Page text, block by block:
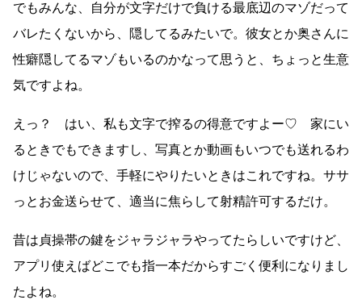
でもみんな、自分が文字だけで負ける最底辺のマゾだって
バレたくないから、隠してるみたいで。彼女とか奥さんに
性癖隠してるマゾもいるのかなって思うと、ちょっと生意
気ですよね。
えっ？ はい、私も文字で搾るの得意ですよー♡ 家にい
るときでもできますし、写真とか動画もいつでも送れるわ
けじゃないので、手軽にやりたいときはこれですね。ササ
っとお金送らせて、適当に焦らして射精許可するだけ。
昔は貞操帯の鍵をジャラジャラやってたらしいですけど、
アプリ使えばどこでも指一本だからすごく便利になりまし
たよね。